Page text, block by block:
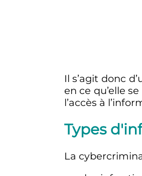
Il s’agit donc
en ce qu’elle
l’accès à
Types
La